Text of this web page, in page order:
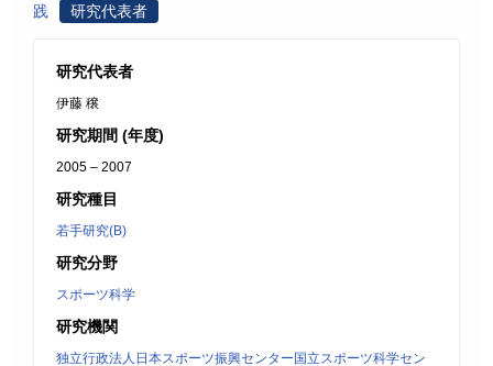
践
研究代表者
研究代表者
伊藤 穣
研究期間 (年度)
2005 – 2007
研究種目
若手研究(B)
研究分野
スポーツ科学
研究機関
独立行政法人日本スポーツ振興センター国立スポーツ科学セン